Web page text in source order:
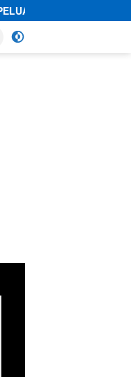
DI PILKADA LEBAK